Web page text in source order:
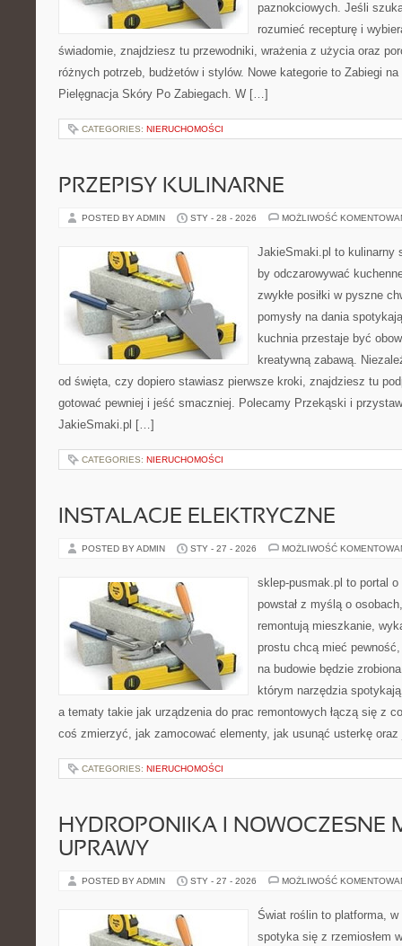
paznokciowych. Jeśli
rozumieć recepturę i
świadomie, znajdziesz tu przewodniki, wrażenia z użycia oraz
różnych potrzeb, budżetów i stylów. Nowe kategorie to Zabiegi
Pielęgnacja Skóry Po Zabiegach. W […]
CATEGORIES: NIERUCHOMOŚCI
PRZEPISY KULINARNE
POSTED BY ADMIN STY - 28 - 2026 MOŻLIWOŚĆ
JakieSmaki.pl to kulinarny
by odczarowywać
zwykłe posiłki w pyszne
pomysły na dania
kuchnia przestaje być
kreatywną zabawą.
od święta, czy dopiero stawiasz pierwsze kroki, znajdziesz tu
gotować pewniej i jeść smaczniej. Polecamy Przekąski i
JakieSmaki.pl […]
CATEGORIES: NIERUCHOMOŚCI
INSTALACJE ELEKTRYCZNE
POSTED BY ADMIN STY - 27 - 2026 MOŻLIWOŚĆ
sklep-pusmak.pl to portal
powstał z myślą o
remontują mieszkanie,
prostu chcą mieć
na budowie będzie
którym narzędzia
a tematy takie jak urządzenia do prac remontowych łączą się z
coś zmierzyć, jak zamocować elementy, jak usunąć usterkę
CATEGORIES: NIERUCHOMOŚCI
HYDROPONIKA I NOWOCZESNE
UPRAWY
POSTED BY ADMIN STY - 27 - 2026 MOŻLIWOŚĆ
Świat roślin to platforma, w
spotyka się z rzemiosłem